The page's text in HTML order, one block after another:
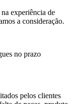
experiência de
a consideração.
no prazo
pelos clientes